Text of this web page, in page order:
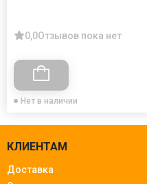
0,0Отзывов пока нет
Нет в наличии
КЛИЕНТАМ
Доставка